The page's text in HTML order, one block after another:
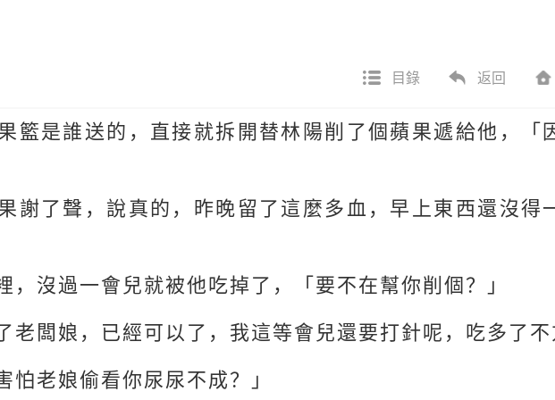
目錄 返回
籃是誰送的，直接就拆開替林陽削了個蘋果遞給他，「
謝了聲，說真的，昨晚留了這麼多血，早上東西還沒得
，沒過一會兒就被他吃掉了，「要不在幫你削個？」
老闆娘，已經可以了，我這等會兒還要打針呢，吃多了不
怕老娘偷看你尿尿不成？」